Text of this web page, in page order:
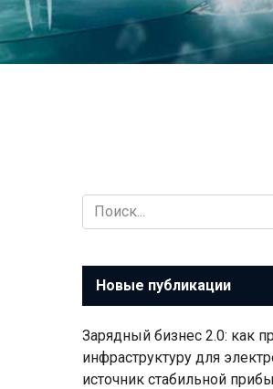
Search
for:
Новые публикации
Зарядный бизнес 2.0: как
инфраструктуру для
источник стабильной